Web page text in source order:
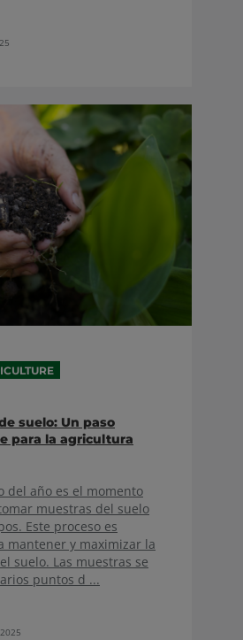
suelo: Un paso
para la agricultura
del año es el momento
muestras del suelo
Este proceso es
mantener y maximizar la
suelo. Las muestras se
puntos d ...